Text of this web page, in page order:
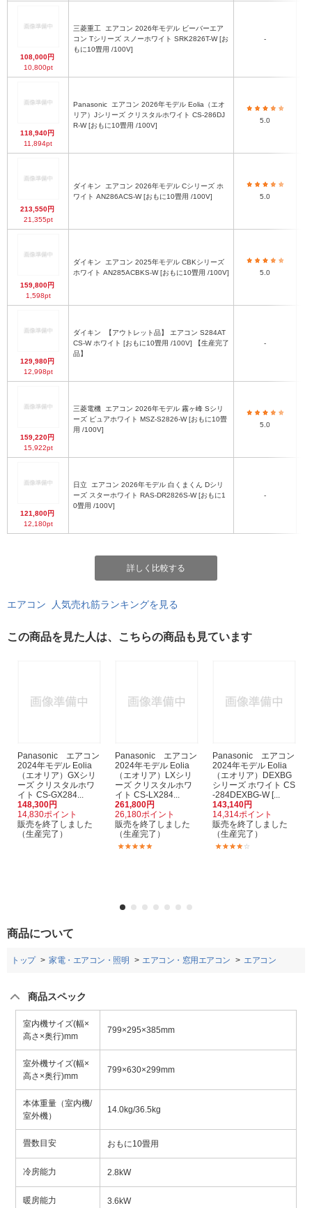
108,000円
10,800pt
三菱重工
コン Tシリーズ スノーホワイト SRK2826T-W [お
もに10畳用 /100V]
-
118,940円
11,894pt
Panasonic
リア）Jシリーズ クリスタルホワイト CS-286DJ
R-W [おもに10畳用 /100V]
5.0
213,550円
21,355pt
ダイキン
ワイト AN286ACS-W [おもに10畳用 /100V]
5.0
159,800円
1,598pt
ダイキン
ホワイト AN285ACBKS-W [おもに10畳用 /100V]
5.0
129,980円
12,998pt
ダイキン
CS-W ホワイト [おもに10畳用 /100V] 【生産完了
品】
-
159,220円
15,922pt
三菱電機
ーズ ピュアホワイト MSZ-S2826-W [おもに10畳
用 /100V]
5.0
121,800円
12,180pt
日立
ーズ スターホワイト RAS-DR2826S-W [おもに1
0畳用 /100V]
-
詳しく比較する
エアコン 人気売れ筋ランキングを見る
この商品を見た人は、こちらの商品も見ています
Panasonic エアコン
2024年モデル Eolia
（エオリア）GXシリ
ーズ クリスタルホワ
イト CS-GX284...
148,300円
14,830ポイント
販売を終了しました
（生産完了）
Panasonic エアコン
2024年モデル Eolia
（エオリア）LXシリ
ーズ クリスタルホワ
イト CS-LX284...
261,800円
26,180ポイント
販売を終了しました
（生産完了）
Panasonic エアコン
2024年モデル Eolia
（エオリア）DEXBG
シリーズ ホワイト CS
-284DEXBG-W [...
143,140円
14,314ポイント
販売を終了しました
（生産完了）
商品について
トップ 家電・エアコン・照明 エアコン・窓用エアコン エアコン
商品スペック
室内機サイズ(幅×
高さ×奥行)mm
799×295×385mm
室外機サイズ(幅×
高さ×奥行)mm
799×630×299mm
本体重量（室内機/
室外機）
14.0kg/36.5kg
畳数目安 おもに10畳用
冷房能力 2.8kW
暖房能力 3.6kW